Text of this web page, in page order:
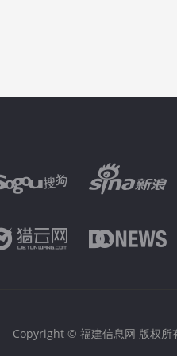
Copyright © 福建信息网 版权所